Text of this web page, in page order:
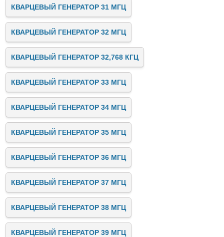
КВАРЦЕВЫЙ ГЕНЕРАТОР 31 МГЦ
КВАРЦЕВЫЙ ГЕНЕРАТОР 32 МГЦ
КВАРЦЕВЫЙ ГЕНЕРАТОР 32,768 КГЦ
КВАРЦЕВЫЙ ГЕНЕРАТОР 33 МГЦ
КВАРЦЕВЫЙ ГЕНЕРАТОР 34 МГЦ
КВАРЦЕВЫЙ ГЕНЕРАТОР 35 МГЦ
КВАРЦЕВЫЙ ГЕНЕРАТОР 36 МГЦ
КВАРЦЕВЫЙ ГЕНЕРАТОР 37 МГЦ
КВАРЦЕВЫЙ ГЕНЕРАТОР 38 МГЦ
КВАРЦЕВЫЙ ГЕНЕРАТОР 39 МГЦ